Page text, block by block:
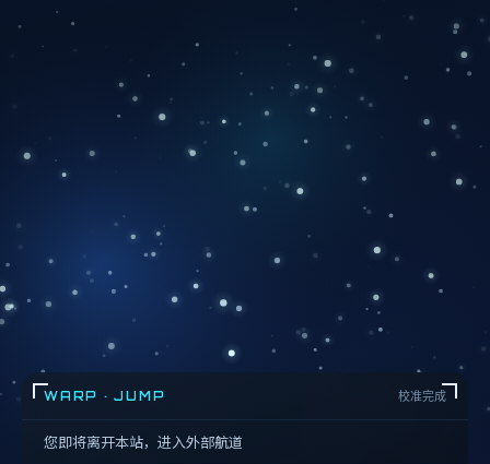
WARP · JUMP 校准完成
您即将离开本站，进入外部航道